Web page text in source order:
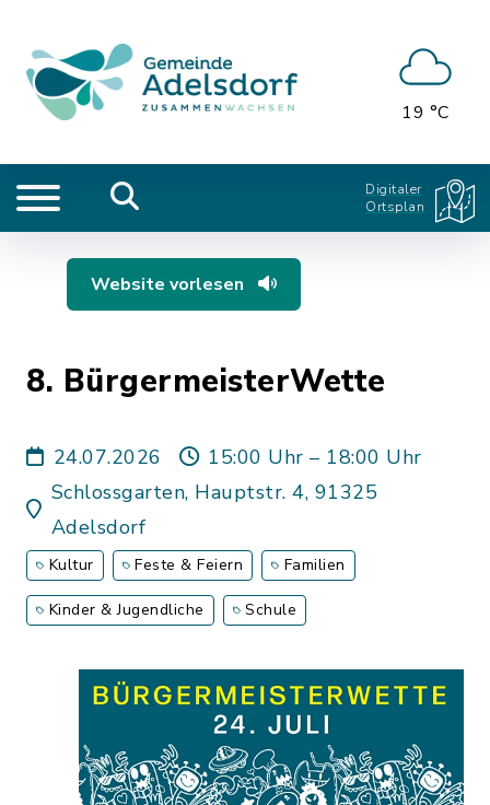
19 °C
Digitaler
Ortsplan
Website vorlesen
8. BürgermeisterWette
24.07.2026
15:00 Uhr – 18:00 Uhr
Schlossgarten, Hauptstr. 4, 91325
Adelsdorf
Kultur Feste & Feiern Familien
Kinder & Jugendliche Schule